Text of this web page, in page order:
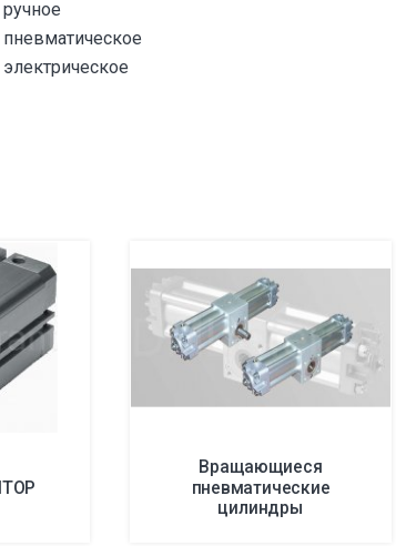
ручное
пневматическое
электрическое
Вращающиеся
пневматические
цилиндры